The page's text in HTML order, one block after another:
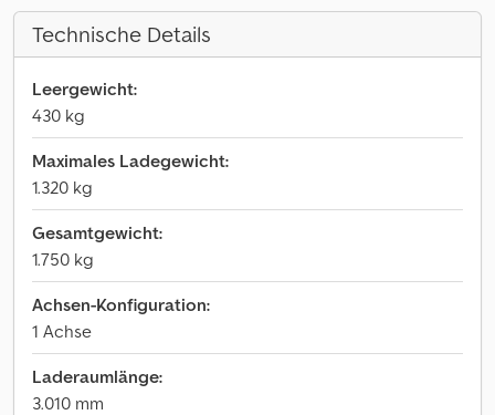
Technische Details
Leergewicht:
430 kg
Maximales Ladegewicht:
1.320 kg
Gesamtgewicht:
1.750 kg
Achsen-Konfiguration:
1 Achse
Laderaumlänge:
3.010 mm